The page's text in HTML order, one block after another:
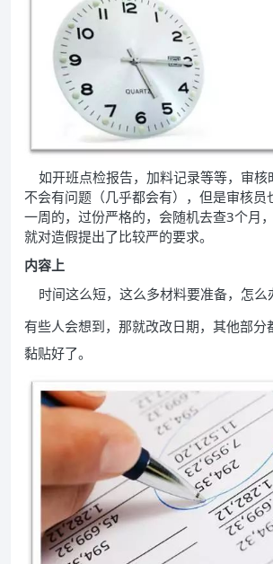
如开班点检报告，加料记录等等，审核
不会有问题（几乎都会有），但是审核员
一周的，过份严格的，会随机去查3个月
就对造假提出了比较严的要求。
内容上
时间这么短，这么多材料要准备，怎么
有些人会想到，那就改改日期，其他部分
黏贴好了。